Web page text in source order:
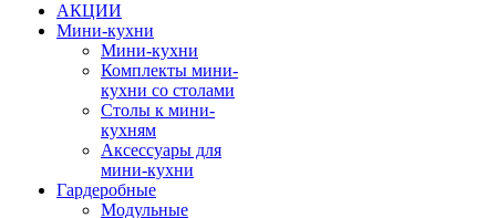
АКЦИИ
Мини-кухни
Мини-кухни
Комплекты мини-
кухни со столами
Столы к мини-
кухням
Аксессуары для
мини-кухни
Гардеробные
Модульные